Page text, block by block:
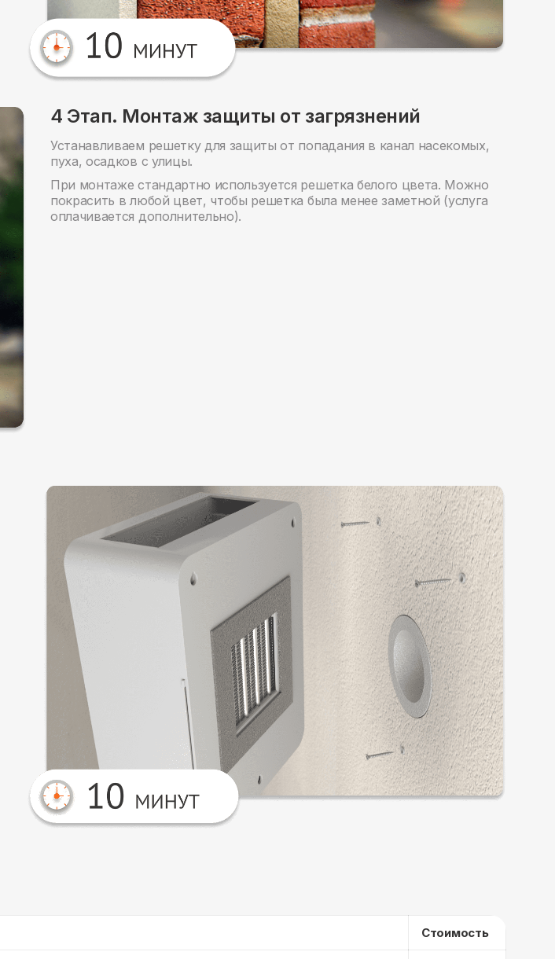
4 Этап. Монтаж защиты от загрязнений
Устанавливаем решетку для защиты от попадания в канал насекомых,
пуха, осадков с улицы.
При монтаже стандартно используется решетка белого цвета. Можно
покрасить в любой цвет, чтобы решетка была менее заметной (услуга
оплачивается дополнительно).
Стоимость